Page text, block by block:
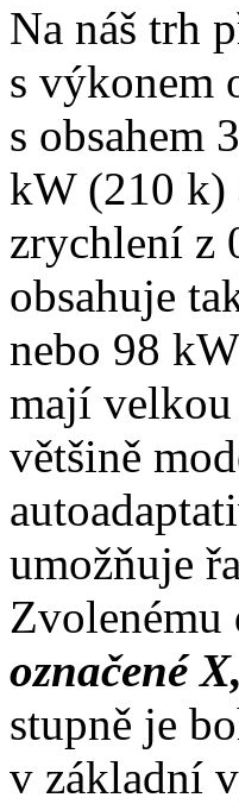
Na náš trh
s výkonem
s obsahem
kW (210 k)
zrychlení z
obsahuje
nebo 98
mají
většině
umožňuje
označené
stupně je
v základní